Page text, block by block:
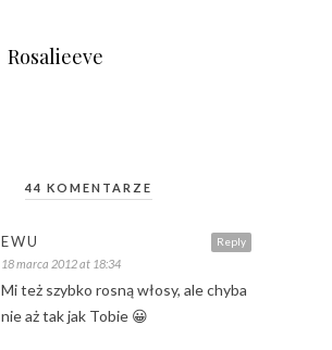
Rosalieeve
44 KOMENTARZE
Reply
EWU
18 marca 2012 at 18:34
Mi też szybko rosną włosy, ale chyba
nie aż tak jak Tobie 😀